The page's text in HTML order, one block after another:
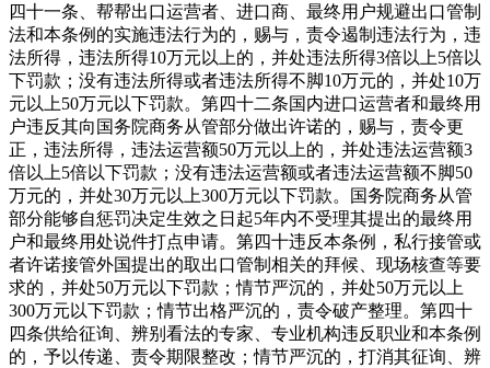
四十一条、帮帮出口运营者、进口商、最终用户规避出口管制
法和本条例的实施违法行为的，赐与，责令遏制违法行为，违
法所得，违法所得10万元以上的，并处违法所得3倍以上5倍以
下罚款；没有违法所得或者违法所得不脚10万元的，并处10万
元以上50万元以下罚款。第四十二条国内进口运营者和最终用
户违反其向国务院商务从管部分做出许诺的，赐与，责令更
正，违法所得，违法运营额50万元以上的，并处违法运营额3
倍以上5倍以下罚款；没有违法运营额或者违法运营额不脚50
万元的，并处30万元以上300万元以下罚款。国务院商务从管
部分能够自惩罚决定生效之日起5年内不受理其提出的最终用
户和最终用处说件打点申请。第四十违反本条例，私行接管或
者许诺接管外国提出的取出口管制相关的拜候、现场核查等要
求的，并处50万元以下罚款；情节严沉的，并处50万元以上
300万元以下罚款；情节出格严沉的，责令破产整理。第四十
四条供给征询、辨别看法的专家、专业机构违反职业和本条例
的，予以传递、责令期限整改；情节严沉的，打消其征询、辨